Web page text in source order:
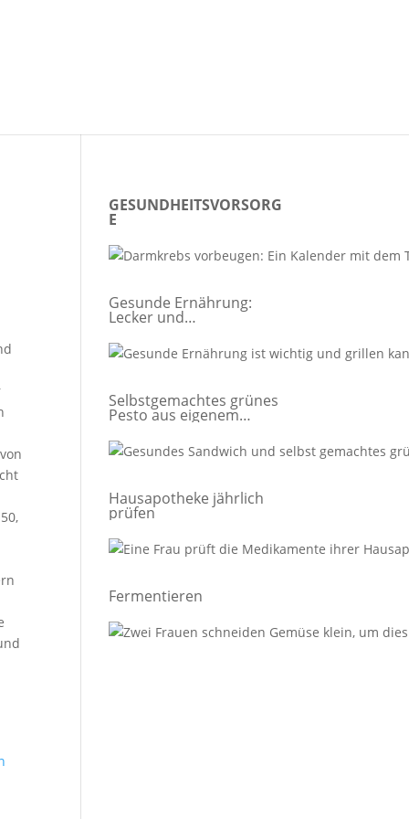
GESUNDHEITSVORSORG
E
Gesunde Ernährung:
Lecker und
Selbstgemachtes grünes
Pesto aus eigenem
Hausapotheke jährlich
prüfen
Fermentieren